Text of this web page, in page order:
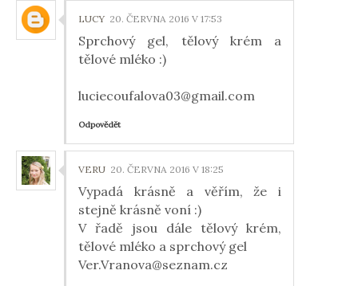
LUCY 20. ČERVNA 2016 V 17:53
Sprchový gel, tělový krém a
tělové mléko :)
luciecoufalova03@gmail.com
Odpovědět
VERU 20. ČERVNA 2016 V 18:25
Vypadá krásně a věřím, že i
stejně krásně voní :)
V řadě jsou dále tělový krém,
tělové mléko a sprchový gel
Ver.Vranova@seznam.cz